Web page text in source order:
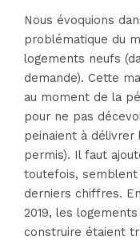
Nous évoquions
problématique du
logements neufs
demande). Cette
au moment de la
pour ne pas
peinaient à délivrer
permis). Il faut
toutefois,
derniers chiffres.
2019, les
construire étaient